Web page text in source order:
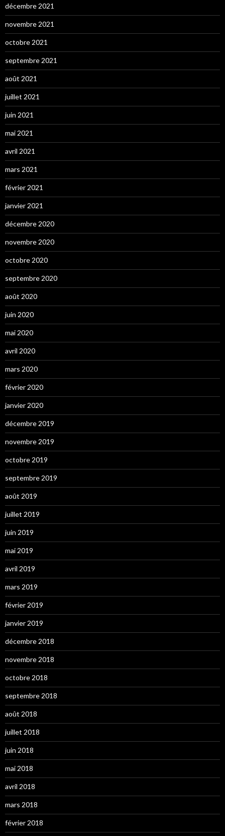
décembre 2021
novembre 2021
octobre 2021
septembre 2021
août 2021
juillet 2021
juin 2021
mai 2021
avril 2021
mars 2021
février 2021
janvier 2021
décembre 2020
novembre 2020
octobre 2020
septembre 2020
août 2020
juin 2020
mai 2020
avril 2020
mars 2020
février 2020
janvier 2020
décembre 2019
novembre 2019
octobre 2019
septembre 2019
août 2019
juillet 2019
juin 2019
mai 2019
avril 2019
mars 2019
février 2019
janvier 2019
décembre 2018
novembre 2018
octobre 2018
septembre 2018
août 2018
juillet 2018
juin 2018
mai 2018
avril 2018
mars 2018
février 2018